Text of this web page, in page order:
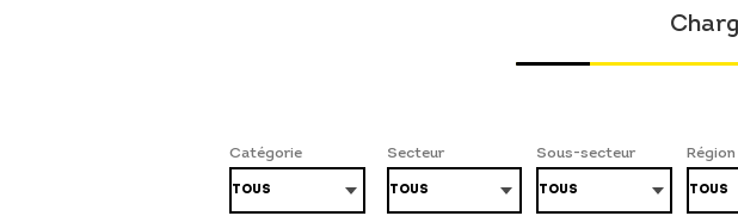
Catégorie Secteur Sous-secteur Région